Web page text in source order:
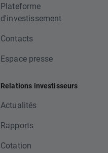
Plateforme
d'investissement
Contacts
Espace presse
Relations investisseurs
Actualités
Rapports
Cotation